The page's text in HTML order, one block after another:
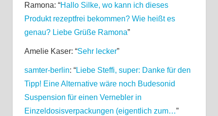
Ramona: “Hallo Silke, wo kann ich dieses
Produkt rezeptfrei bekommen? Wie heißt es
genau? Liebe Grüße Ramona”
Amelie Kaser: “Sehr lecker”
samter-berlin: “Liebe Steffi, super: Danke für den
Tipp! Eine Alternative wäre noch Budesonid
Suspension für einen Vernebler in
Einzeldosisverpackungen (eigentlich zum…”